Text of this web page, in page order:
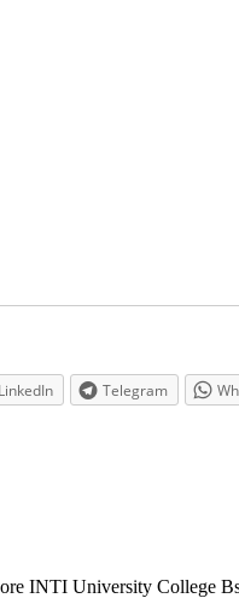
LinkedIn Telegram
INTI University College